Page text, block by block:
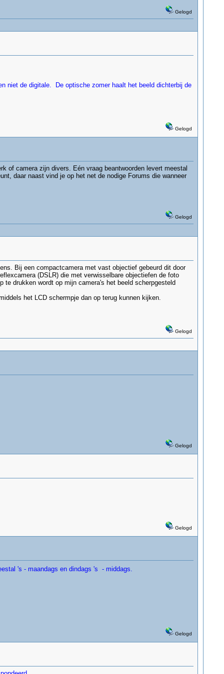
Gelogd
niet de digitale. De optische zomer haalt het beeld dichterbij de
Gelogd
of camera zijn divers. Eén vraag beantwoorden levert meestal
daar naast vind je op het net de nodige Forums die wanneer
Gelogd
Bij een compactcamera met vast objectief gebeurd dit door
(DSLR) die met verwisselbare objectiefen de foto
drukken wordt op mijn camera's het beeld scherpgesteld
het LCD schermpje dan op terug kunnen kijken.
Gelogd
Gelogd
Gelogd
's - maandags en dindags 's - middags.
Gelogd